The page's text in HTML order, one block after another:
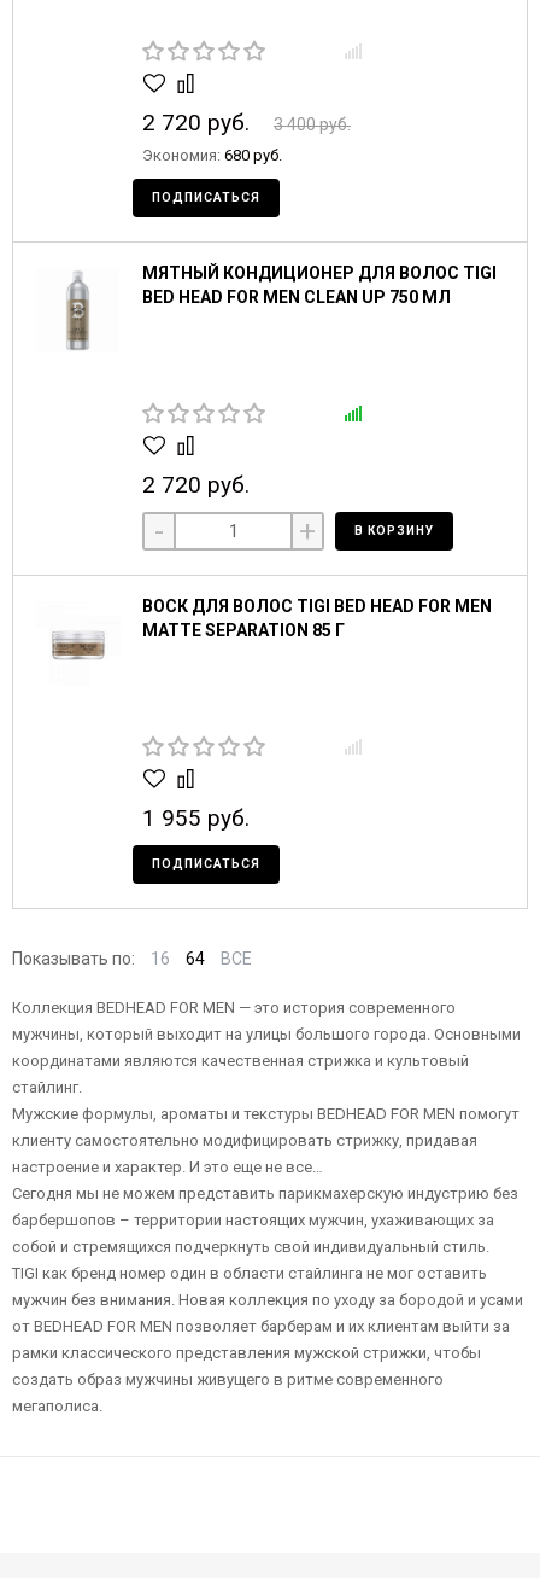
2 720 руб. 3 400 руб.
Экономия: 680 руб.
ПОДПИСАТЬСЯ
МЯТНЫЙ КОНДИЦИОНЕР ДЛЯ ВОЛОС TIGI
BED HEAD FOR MEN CLEAN UP 750 МЛ
2 720 руб.
- + В КОРЗИНУ
ВОСК ДЛЯ ВОЛОС TIGI BED HEAD FOR MEN
MATTE SEPARATION 85 Г
1 955 руб.
ПОДПИСАТЬСЯ
Показывать по: 16 64 ВСЕ
Коллекция BEDHEAD FOR MEN — это история современного
мужчины, который выходит на улицы большого города. Основными
координатами являются качественная стрижка и культовый
стайлинг.
Мужские формулы, ароматы и текстуры BEDHEAD FOR MEN помогут
клиенту самостоятельно модифицировать стрижку, придавая
настроение и характер. И это еще не все…
Сегодня мы не можем представить парикмахерскую индустрию без
барбершопов – территории настоящих мужчин, ухаживающих за
собой и стремящихся подчеркнуть свой индивидуальный стиль.
TIGI как бренд номер один в области стайлинга не мог оставить
мужчин без внимания. Новая коллекция по уходу за бородой и усами
от BEDHEAD FOR MEN позволяет барберам и их клиентам выйти за
рамки классического представления мужской стрижки, чтобы
создать образ мужчины живущего в ритме современного
мегаполиса.